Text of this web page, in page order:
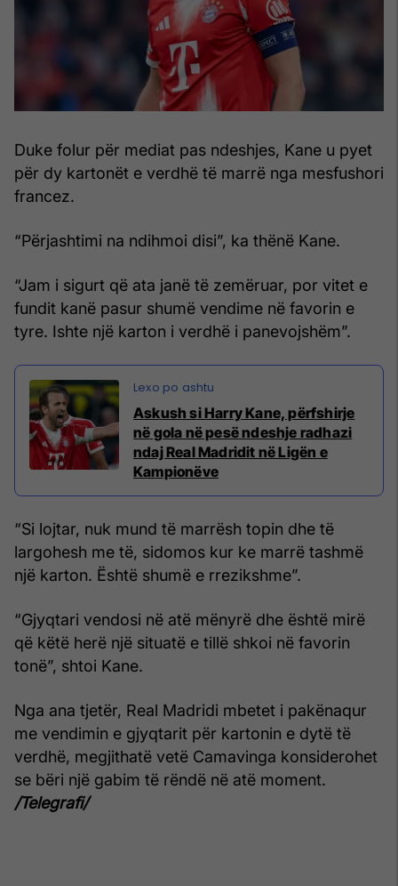
Duke folur për mediat pas ndeshjes, Kane u pyet
për dy kartonët e verdhë të marrë nga mesfushori
francez.
“Përjashtimi na ndihmoi disi”, ka thënë Kane.
“Jam i sigurt që ata janë të zemëruar, por vitet e
fundit kanë pasur shumë vendime në favorin e
tyre. Ishte një karton i verdhë i panevojshëm”.
Askush si Harry Kane, përfshirje
në gola në pesë ndeshje radhazi
ndaj Real Madridit në Ligën e
Kampionëve
“Si lojtar, nuk mund të marrësh topin dhe të
largohesh me të, sidomos kur ke marrë tashmë
një karton. Është shumë e rrezikshme”.
“Gjyqtari vendosi në atë mënyrë dhe është mirë
që këtë herë një situatë e tillë shkoi në favorin
tonë”, shtoi Kane.
Nga ana tjetër, Real Madridi mbetet i pakënaqur
me vendimin e gjyqtarit për kartonin e dytë të
verdhë, megjithatë vetë Camavinga konsiderohet
se bëri një gabim të rëndë në atë moment.
/Telegrafi/